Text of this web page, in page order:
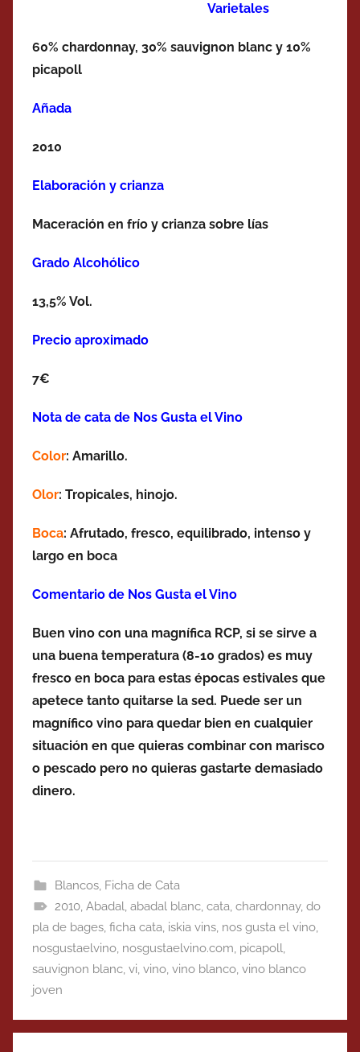
Varietales
60% chardonnay, 30% sauvignon blanc y 10%
picapoll
Añada
2010
Elaboración y crianza
Maceración en frío y crianza sobre lías
Grado Alcohólico
13,5% Vol.
Precio aproximado
7€
Nota de cata de Nos Gusta el Vino
Color: Amarillo.
Olor: Tropicales, hinojo.
Boca: Afrutado, fresco, equilibrado, intenso y
largo en boca
Comentario de Nos Gusta el Vino
Buen vino con una magnífica RCP, si se sirve a
una buena temperatura (8-10 grados) es muy
fresco en boca para estas épocas estivales que
apetece tanto quitarse la sed. Puede ser un
magnífico vino para quedar bien en cualquier
situación en que quieras combinar con marisco
o pescado pero no quieras gastarte demasiado
dinero.
Blancos, Ficha de Cata
2010, Abadal, abadal blanc, cata, chardonnay, do
pla de bages, ficha cata, iskia vins, nos gusta el vino,
nosgustaelvino, nosgustaelvino.com, picapoll,
sauvignon blanc, vi, vino, vino blanco, vino blanco
joven